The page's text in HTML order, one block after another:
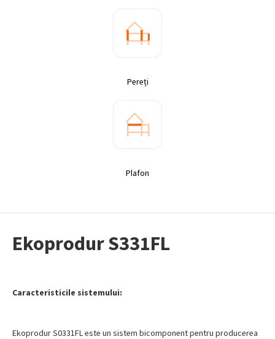
Pereți
Plafon
Ekoprodur S331FL
Caracteristicile sistemului:
Ekoprodur S0331FL este un sistem bicomponent pentru producerea